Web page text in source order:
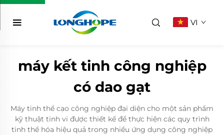
VI
máy kết tinh công nghiệp
có dao gạt
Máy tinh thể cạo công nghiệp đại diện cho một sản phẩm
kỹ thuật tinh vi được thiết kế để thực hiện các quy trình
tinh thể hóa hiệu quả trong nhiều ứng dụng công nghiệp